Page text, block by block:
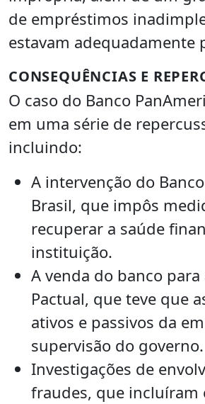
de empréstimos
estavam adequadamente
CONSEQUÊNCIAS E
O caso do Banco
em uma série de
incluindo:
A intervenção do
Brasil, que impôs
recuperar a saúde
instituição.
A venda do banco para
Pactual, que teve que
ativos e passivos da
supervisão do governo.
Investigações de
fraudes, que incluíram